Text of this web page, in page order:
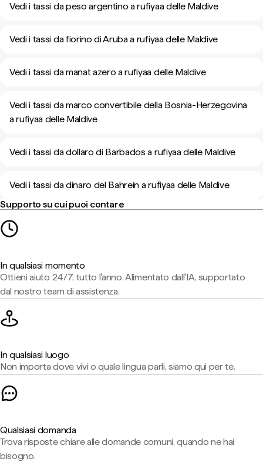
Vedi i tassi da peso argentino a rufiyaa delle Maldive
Vedi i tassi da fiorino di Aruba a rufiyaa delle Maldive
Vedi i tassi da manat azero a rufiyaa delle Maldive
Vedi i tassi da marco convertibile della Bosnia-Herzegovina
a rufiyaa delle Maldive
Vedi i tassi da dollaro di Barbados a rufiyaa delle Maldive
Vedi i tassi da dinaro del Bahrein a rufiyaa delle Maldive
Supporto su cui puoi contare
In qualsiasi momento
Ottieni aiuto 24/7, tutto l'anno. Alimentato dall'IA, supportato
dal nostro team di assistenza.
In qualsiasi luogo
Non importa dove vivi o quale lingua parli, siamo qui per te.
Qualsiasi domanda
Trova risposte chiare alle domande comuni, quando ne hai
bisogno.